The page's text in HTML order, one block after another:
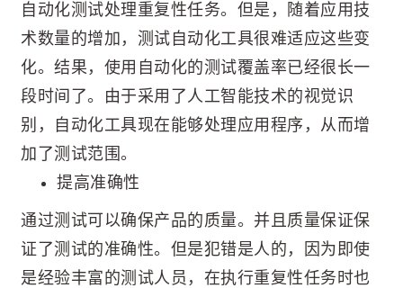
自动化测试处理重复性任务。但是，随着应用技
术数量的增加，测试自动化工具很难适应这些变
化。结果，使用自动化的测试覆盖率已经很长一
段时间了。由于采用了人工智能技术的视觉识
别，自动化工具现在能够处理应用程序，从而增
加了测试范围。
提高准确性
通过测试可以确保产品的质量。并且质量保证保
证了测试的准确性。但是犯错是人的，因为即使
是经验丰富的测试人员，在执行重复性任务时也